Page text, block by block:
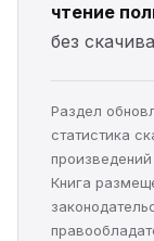
чтение
без
Раздел
статистика
Книга